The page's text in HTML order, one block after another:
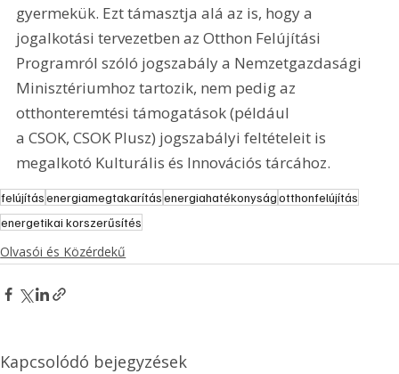
gyermekük. Ezt támasztja alá az is, hogy a
jogalkotási tervezetben az Otthon Felújítási
Programról szóló jogszabály a Nemzetgazdasági
Minisztériumhoz tartozik, nem pedig az
otthonteremtési támogatások (például
a CSOK, CSOK Plusz) jogszabályi feltételeit is
megalkotó Kulturális és Innovációs tárcához.
felújításenergiamegtakarításenergiahatékonyságotthonfelújítás
energetikai korszerűsítés
Olvasói és Közérdekű
Kapcsolódó bejegyzések